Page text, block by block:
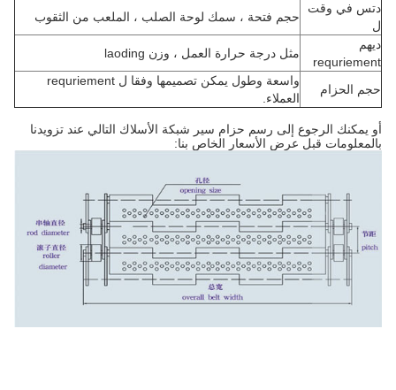
دتس في وقت
ل
حجم فتحة ، سمك لوحة الصلب ، الملعب من الثقوب
ديهم
requriement
مثل درجة حرارة العمل ، وزن laoding
حجم الحزام
واسعة وطول يمكن تصميمها وفقا ل requriement
العملاء.
أو يمكنك الرجوع إلى رسم حزام سير شبكة الأسلاك التالي عند تزويدنا
بالمعلومات قبل عرض الأسعار الخاص بنا: